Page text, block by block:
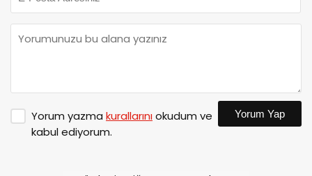
Yorum yazma kurallarınıokudum ve
kabul ediyorum.
Yorum Yap